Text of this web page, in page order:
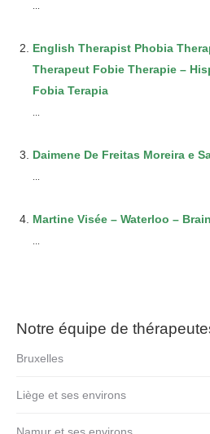
...
English Therapist Phobia
Therapeut Fobie Therapie –
Fobia Terapia
...
Daimene De Freitas Moreira e
...
Martine Visée – Waterloo –
...
Notre équipe de
Bruxelles
Liège et ses environs